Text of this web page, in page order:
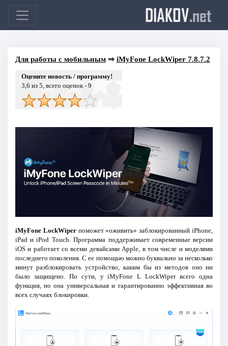
DIAKOV.net
Для работы с мобильным⇒ iMyFone LockWiper 7.8.7.2
Оцените новость / программу!
3,6 из 5, всего оценок - 9
iMyFone LockWiperпоможет «оживить» заблокированный iPhone,
iPad и iPod Touch. Программа поддерживает современные версии
iOS и работает со всеми девайсами Apple, в том числе и моделями
последнего поколения. С ее помощью можно буквально за несколько
минут разблокировать устройство, каким бы из методов оно ни
было защищено. По сути, у iMyFone L LockWiper всего одна
функция, но она универсальная и гарантированно эффективная во
всех случаях блокировки.